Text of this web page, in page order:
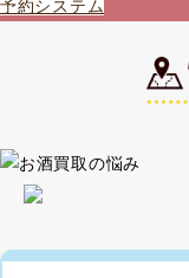
予約システム